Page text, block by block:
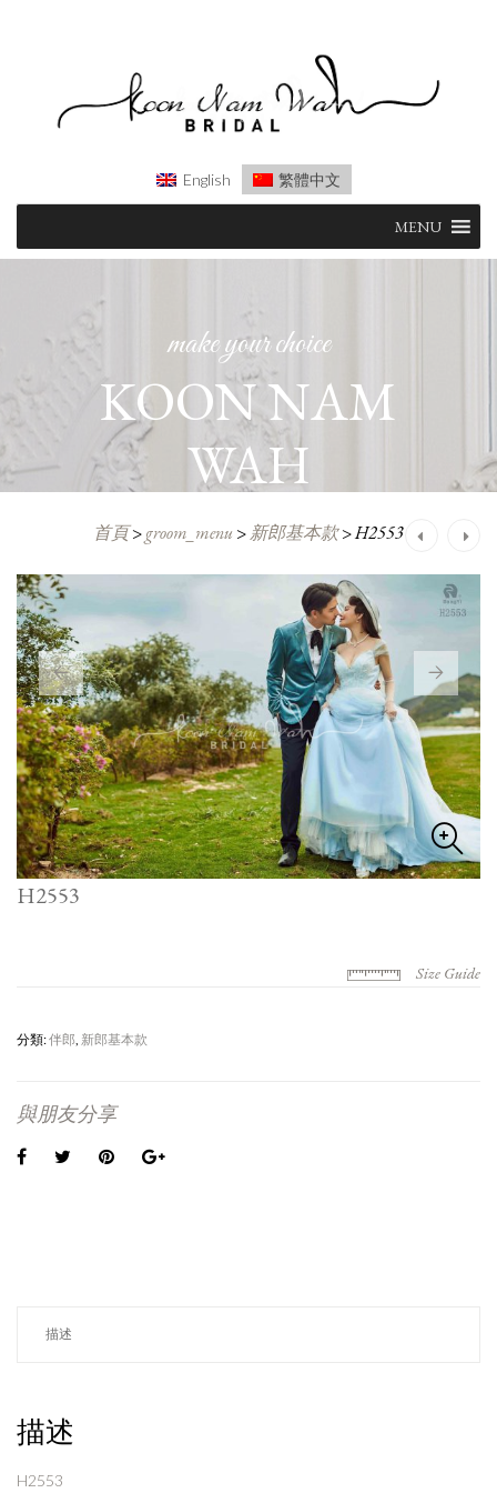
English 繁體中文
content
MENU
make your choice
KOON NAM
WAH
首頁>groom_menu>新郎基本款>H2553
Post
navigation
H2553
Size Guide
分類:伴郎, 新郎基本款
與朋友分享
描述
描述
H2553